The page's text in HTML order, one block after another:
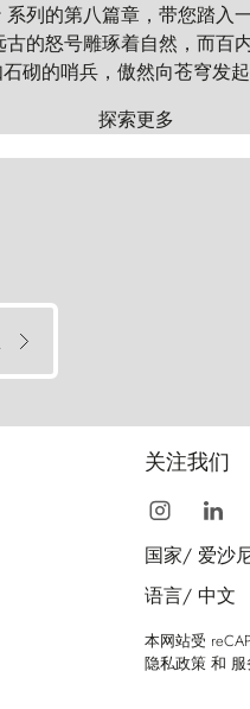
系列的第八篇章，带您踏入
的怒号雕琢着自然，而百内
砌的哨兵，傲然向苍穹发起
探索更多
关注我们
国家/ 爱沙
语言/ 中文
本网站受
隐私政策 和